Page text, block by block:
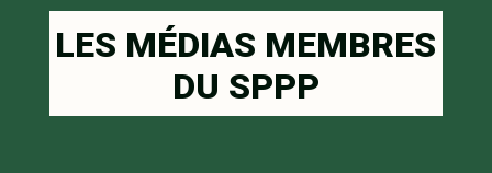
LES MÉDIAS MEMBRES
DU SPPP